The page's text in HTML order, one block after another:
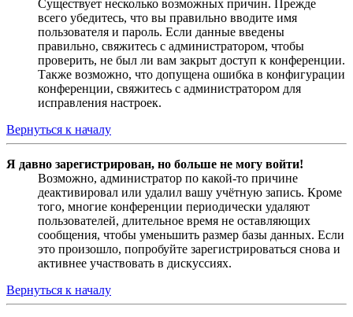
Существует несколько возможных причин. Прежде
всего убедитесь, что вы правильно вводите имя
пользователя и пароль. Если данные введены
правильно, свяжитесь с администратором, чтобы
проверить, не был ли вам закрыт доступ к конференции.
Также возможно, что допущена ошибка в конфигурации
конференции, свяжитесь с администратором для
исправления настроек.
Вернуться к началу
Я давно зарегистрирован, но больше не могу войти!
Возможно, администратор по какой-то причине
деактивировал или удалил вашу учётную запись. Кроме
того, многие конференции периодически удаляют
пользователей, длительное время не оставляющих
сообщения, чтобы уменьшить размер базы данных. Если
это произошло, попробуйте зарегистрироваться снова и
активнее участвовать в дискуссиях.
Вернуться к началу